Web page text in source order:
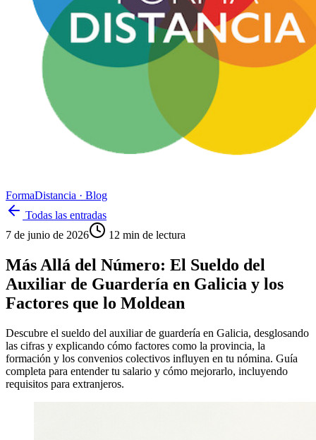
FormaDistancia · Blog
Todas las entradas
7 de junio de 2026
12 min de lectura
Más Allá del Número: El Sueldo del
Auxiliar de Guardería en Galicia y los
Factores que lo Moldean
Descubre el sueldo del auxiliar de guardería en Galicia, desglosando
las cifras y explicando cómo factores como la provincia, la
formación y los convenios colectivos influyen en tu nómina. Guía
completa para entender tu salario y cómo mejorarlo, incluyendo
requisitos para extranjeros.